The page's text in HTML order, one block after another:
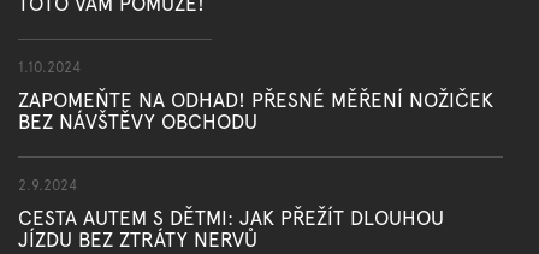
1.10.2024
ZAPOMEŇTE NA ODHAD! PŘESNÉ MĚŘENÍ NOŽIČEK
BEZ NÁVŠTĚVY OBCHODU
2.9.2024
CESTA AUTEM S DĚTMI: JAK PŘEŽÍT DLOUHOU
JÍZDU BEZ ZTRÁTY NERVŮ